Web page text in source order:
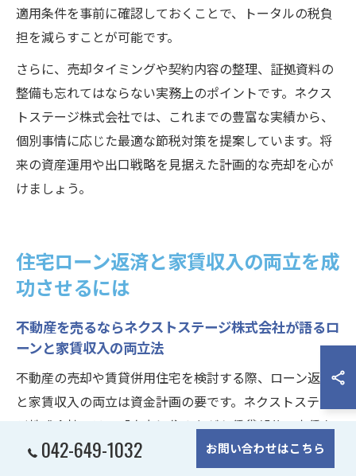
適用条件を事前に確認しておくことで、トータルの税負
担を減らすことが可能です。
さらに、売却タイミングや契約内容の整理、証拠資料の
整備も忘れてはならない実務上のポイントです。ネクス
トステージ株式会社では、これまでの豊富な実績から、
個別事情に応じた最適な節税対策を提案しています。将
来の資産運用や出口戦略を見据えた計画的な売却を心が
けましょう。
住宅ローン返済と家賃収入の両立を成
功させるには
不動産を売るならネクストステージ株式会社が語るロ
ーンと家賃収入の両立法
不動産の売却や賃貸併用住宅を検討する際、ローン返済
と家賃収入の両立は資金計画の要です。ネクストステー
ジ株式会社では、「自宅に住みながら賃貸部分の家賃を
ローン返済に充当する」戦略を推奨しています。これ
042-649-1032 お問い合わせはこちら